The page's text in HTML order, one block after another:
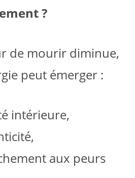
?
de mourir diminue,
peut émerger :
intérieure,
aux peurs